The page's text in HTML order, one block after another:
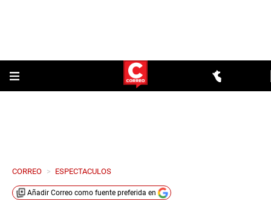
CORREO > ESPECTACULOS
Añadir Correo como fuente preferida en